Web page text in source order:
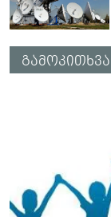
გამოკითხვა